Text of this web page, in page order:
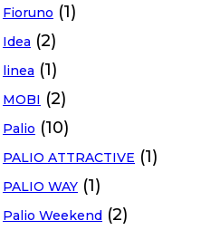
Fioruno (1)
Idea (2)
linea (1)
MOBI (2)
Palio (10)
PALIO ATTRACTIVE (1)
PALIO WAY (1)
Palio Weekend (2)